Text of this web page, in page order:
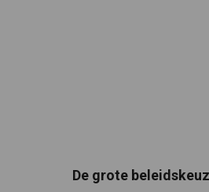
De grote